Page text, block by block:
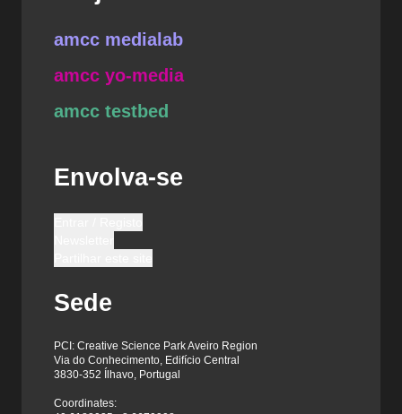
amcc medialab
amcc yo-media
amcc testbed
Envolva-se
Sede
PCI: Creative Science Park Aveiro Region
Via do Conhecimento, Edifício Central
3830-352 Ílhavo, Portugal
Coordinates: